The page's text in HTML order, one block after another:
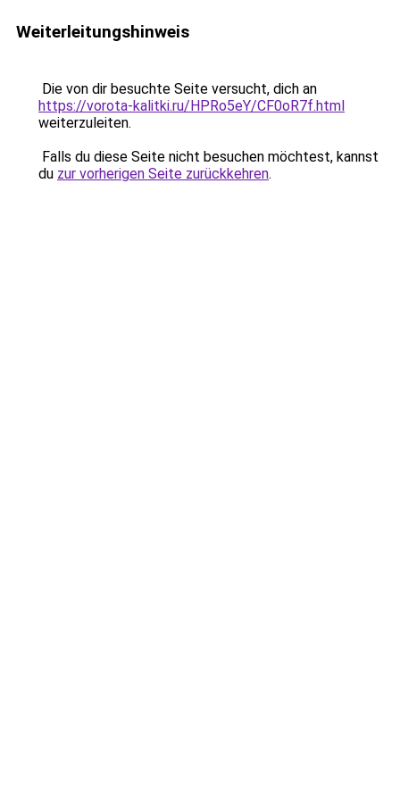
Weiterleitungshinweis
Die von dir besuchte Seite versucht, dich an
https://vorota-kalitki.ru/HPRo5eY/CF0oR7f.html
weiterzuleiten.
Falls du diese Seite nicht besuchen möchtest, kannst
du zur vorherigen Seite zurückkehren.